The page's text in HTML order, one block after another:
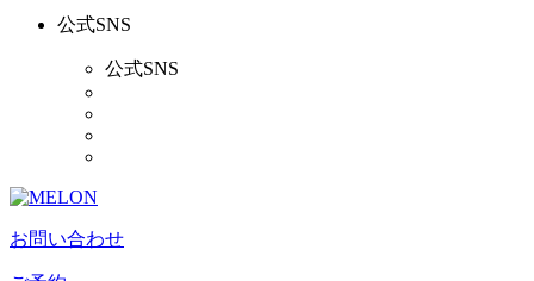
公式SNS
公式SNS
お問い合わせ